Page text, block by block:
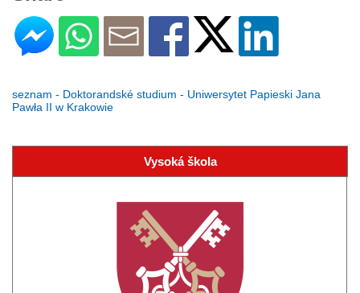
seznam - Doktorandské studium - Uniwersytet Papieski Jana
Pawła II w Krakowie
Vysoká škola